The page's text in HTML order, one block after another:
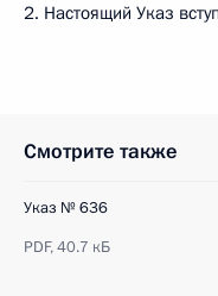
2. Настоящий Указ
Смотрите также
Указ № 636
PDF,40.7 кБ